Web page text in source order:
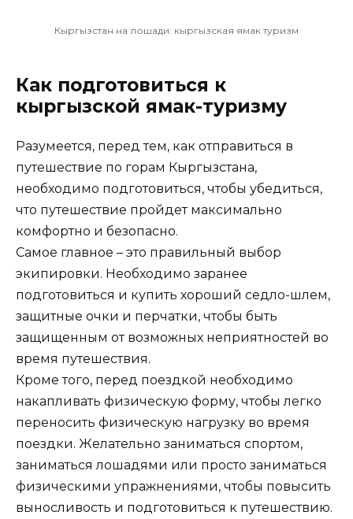
Кыргызстан на лошади: кыргызская ямак туризм
Как подготовиться к
кыргызской ямак-туризму
Разумеется, перед тем, как отправиться в
путешествие по горам Кыргызстана,
необходимо подготовиться, чтобы убедиться,
что путешествие пройдет максимально
комфортно и безопасно.
Самое главное – это правильный выбор
экипировки. Необходимо заранее
подготовиться и купить хороший седло-шлем,
защитные очки и перчатки, чтобы быть
защищенным от возможных неприятностей во
время путешествия.
Кроме того, перед поездкой необходимо
накапливать физическую форму, чтобы легко
переносить физическую нагрузку во время
поездки. Желательно заниматься спортом,
заниматься лошадями или просто заниматься
физическими упражнениями, чтобы повысить
выносливость и подготовиться к путешествию.